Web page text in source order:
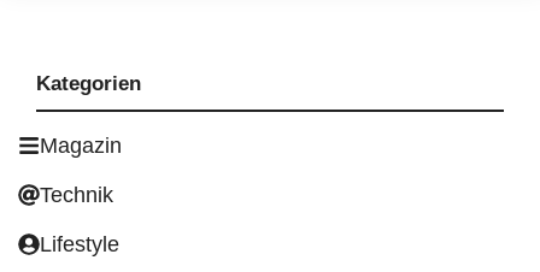
Kategorien
Magazin
Technik
Lifestyle